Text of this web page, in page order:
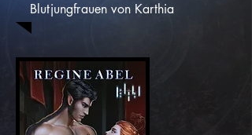
Blutjungfrauen von Karthia